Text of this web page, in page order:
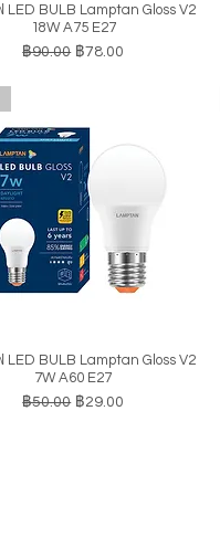
ดูข้อมูลด่วน
BULB Lamptan Gloss V2
18W A75 E27
ราคาปกติ
฿90.00 ราคาขายลด
฿78.00
ดูข้อมูลด่วน
BULB Lamptan Gloss V2
7W A60 E27
ราคาปกติ
฿50.00 ราคาขายลด
฿29.00